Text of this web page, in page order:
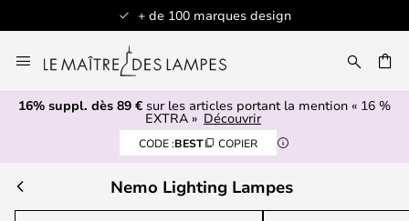
+ de 100 marques design
au
contenu
16% suppl. dès 89 € sur les articles portant la mention « 16 %
EXTRA » Découvrir
CODE :BEST COPIER
Nemo Lighting Lampes